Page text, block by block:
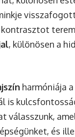
kontrasztot
, különösen a
harmóniája a
is
válasszunk,
és